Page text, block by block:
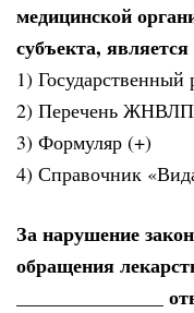
медицинской
субъекта, является
1) Государственный
2) Перечень ЖНВЛП
3) Формуляр (+)
4) Справочник
За нарушение
обращения
_______________